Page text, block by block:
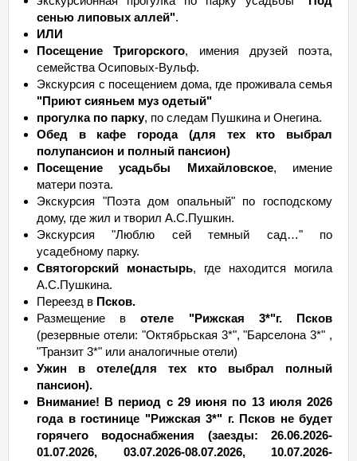
сенью липовых аллей".
ИЛИ
Посещение Тригорского, имения друзей поэта,
семейства Осиповых-Вульф.
Экскурсия с посещением дома, где проживала семья
"Приют сияньем муз одетый"
прогулка по парку, по следам Пушкина и Онегина.
Обед в кафе города (для тех кто выбрал
полупансион и полный пансион)
Посещение усадьбы Михайловское, имение
матери поэта.
Экскурсия "Поэта дом опальный" по господскому
дому, где жил и творил А.С.Пушкин.
Экскурсия "Люблю сей темный сад…" по
усадебному парку.
Святогорский монастырь, где находится могила
А.С.Пушкина.
Переезд в Псков.
Размещение вотеле "Рижская 3*"г. Псков
(резервные отели: "Октябрьская 3*", "Барселона 3*" ,
"Транзит 3*" или аналогичные отели)
Ужин в отеле(для тех кто выбрал полный
пансион).
Внимание! В период с 29 июня по 13 июля 2026
года в гостинице "Рижская 3*" г. Псков не будет
горячего водоснабжения (заезды: 26.06.2026-
01.07.2026, 03.07.2026-08.07.2026, 10.07.2026-